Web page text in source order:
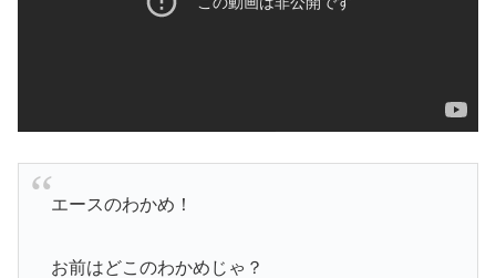
エースのわかめ！
お前はどこのわかめじゃ？